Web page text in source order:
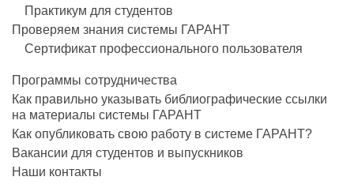
Практикум для студентов
Проверяем знания системы ГАРАНТ
Сертификат профессионального пользователя
Программы сотрудничества
Как правильно указывать библиографические ссылки
на материалы системы ГАРАНТ
Как опубликовать свою работу в системе ГАРАНТ?
Вакансии для студентов и выпускников
Наши контакты